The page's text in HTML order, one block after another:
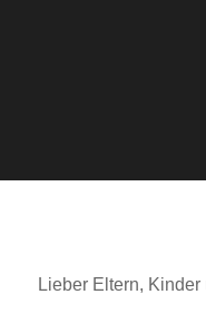
Lieber Eltern,